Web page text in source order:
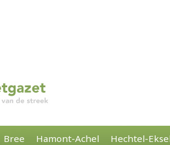
Bree Hamont-Achel Hechtel-